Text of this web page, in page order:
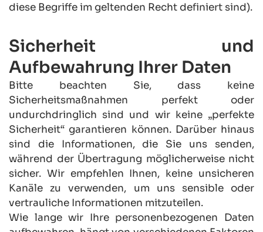
diese Begriffe im geltenden Recht definiert sind).
Sicherheit und
Aufbewahrung Ihrer Daten
Bitte beachten Sie, dass keine
Sicherheitsmaßnahmen perfekt oder
undurchdringlich sind und wir keine „perfekte
Sicherheit“ garantieren können. Darüber hinaus
sind die Informationen, die Sie uns senden,
während der Übertragung möglicherweise nicht
sicher. Wir empfehlen Ihnen, keine unsicheren
Kanäle zu verwenden, um uns sensible oder
vertrauliche Informationen mitzuteilen.
Wie lange wir Ihre personenbezogenen Daten